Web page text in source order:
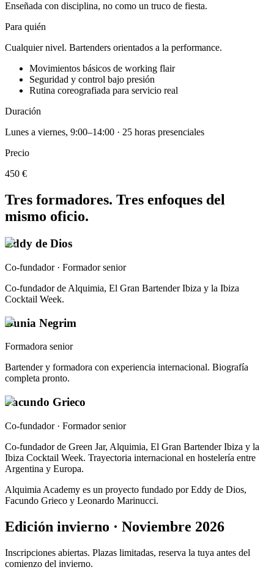
Enseñada con disciplina, no como un truco de fiesta.
Para quién
Cualquier nivel. Bartenders orientados a la performance.
Movimientos básicos de working flair
Seguridad y control bajo presión
Rutina coreografiada para servicio real
Duración
Lunes a viernes, 9:00–14:00 · 25 horas presenciales
Precio
450 €
Tres formadores. Tres enfoques del
mismo oficio.
Eddy de Dios
Co-fundador · Formador senior
Co-fundador de Alquimia, El Gran Bartender Ibiza y la Ibiza
Cocktail Week.
Dunia Negrim
Formadora senior
Bartender y formadora con experiencia internacional. Biografía
completa pronto.
Facundo Grieco
Co-fundador · Formador senior
Co-fundador de Green Jar, Alquimia, El Gran Bartender Ibiza y la
Ibiza Cocktail Week. Trayectoria internacional en hostelería entre
Argentina y Europa.
Alquimia Academy es un proyecto fundado por Eddy de Dios,
Facundo Grieco y Leonardo Marinucci.
Edición invierno · Noviembre 2026
Inscripciones abiertas. Plazas limitadas, reserva la tuya antes del
comienzo del invierno.